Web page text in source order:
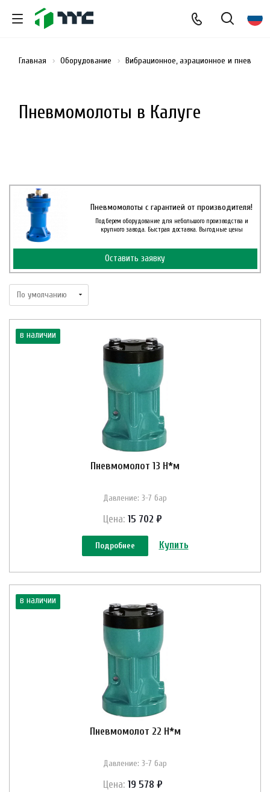
Пневмомолоты в Калуге
Главная Оборудование Вибрационное, аэрационное и
Пневмомолоты с гарантией от производителя!
Подберем оборудование для небольшого производства и
крупного завода. Быстрая доставка. Выгодные цены
Оставить заявку
в наличии
Пневмомолот 13 Н*м
Давление: 3-7 бар
Цена: 15 702 ₽
Подробнее Купить
в наличии
Пневмомолот 22 Н*м
Давление: 3-7 бар
Цена: 19 578 ₽